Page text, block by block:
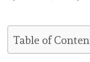
Table of